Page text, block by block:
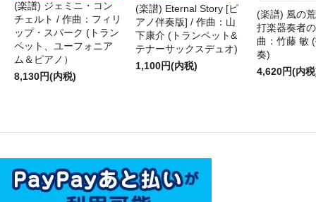
(楽譜) ジェミニ・コン
チェルト / 作曲：フィリ
ップ・スパーク (トラン
ペット、ユーフォニア
ム＆ピアノ）
8,130円(内税)
(楽譜) Eternal Story [ピ
アノ伴奏版] / 作曲：山
下康介 (トランペット&
テナーサックスデュオ)
1,100円(内税)
(楽譜) 風の
打楽器奏者
曲：竹藤 敏
奏)
4,620円(内